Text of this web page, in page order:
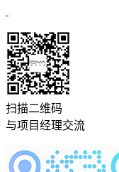
扫描二维码
与项目经理交流